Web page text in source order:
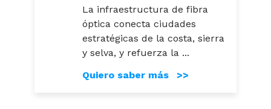
La infraestructura de fibra
óptica conecta ciudades
estratégicas de la costa, sierra
y selva, y refuerza la ...
Quiero saber más >>